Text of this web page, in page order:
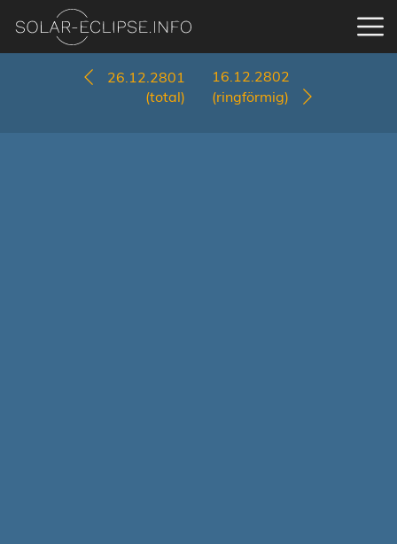
26.12.2801
(total)
16.12.2802
(ringförmig)